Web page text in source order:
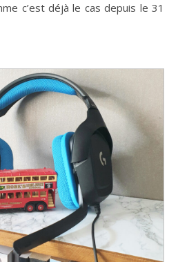
c’est déjà le cas depuis le 31